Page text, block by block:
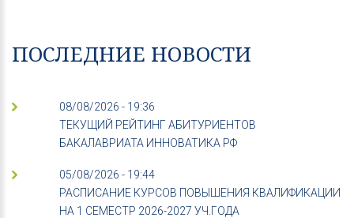
ПОСЛЕДНИЕ НОВОСТИ
08/08/2026 - 19:36
ТЕКУЩИЙ РЕЙТИНГ АБИТУРИЕНТОВ
БАКАЛАВРИАТА ИННОВАТИКА РФ
05/08/2026 - 19:44
РАСПИСАНИЕ КУРСОВ ПОВЫШЕНИЯ КВАЛИФИКАЦИИ
НА 1 СЕМЕСТР 2026-2027 УЧ.ГОДА